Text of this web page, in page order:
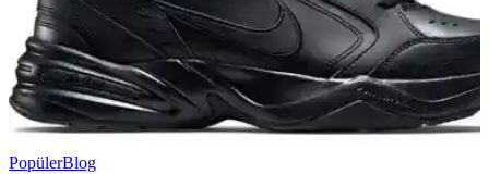
PopülerBlog